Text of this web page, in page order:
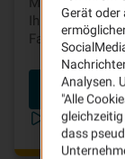
Ihrer Kfz-
Fahren sparen.
Telematik
Gerät oder
Analysen.
"Alle
dass